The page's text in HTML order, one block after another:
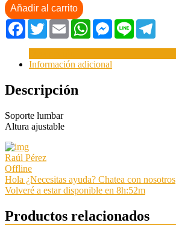
Añadir al carrito
Facebook
TwitterEmail WhatsAppMessenger
Line
Información adicional
Descripción
Soporte lumbar
Altura ajustable
Raúl Pérez
Offline
Hola ¿Necesitas ayuda? Chatea con nosotros
Volveré a estar disponible en 8h:52m
Productos relacionados